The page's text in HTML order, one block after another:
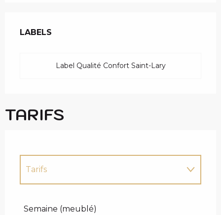
LABELS
LABELS
Label Qualité Confort Saint-Lary
TARIFS
Tarifs
Semaine (meublé)